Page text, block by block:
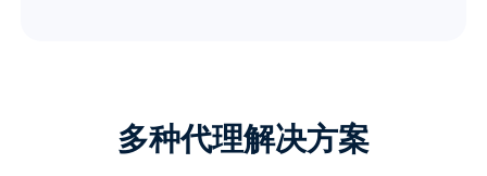
多种代理解决方案